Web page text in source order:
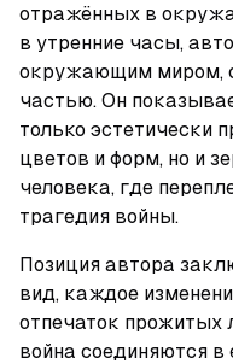
отражённых в
в утренние часы,
окружающим миром,
частью. Он
только эстетически
цветов и форм, но и
человека, где
трагедия войны.
Позиция автора
вид, каждое
отпечаток прожитых
война соединяются в